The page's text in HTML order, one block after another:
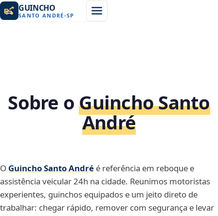
GUINCHO
SANTO ANDRÉ-SP
Sobre oGuincho Santo
André
O Guincho Santo André é referência em reboque e
assistência veicular 24h na cidade. Reunimos motoristas
experientes, guinchos equipados e um jeito direto de
trabalhar: chegar rápido, remover com segurança e levar